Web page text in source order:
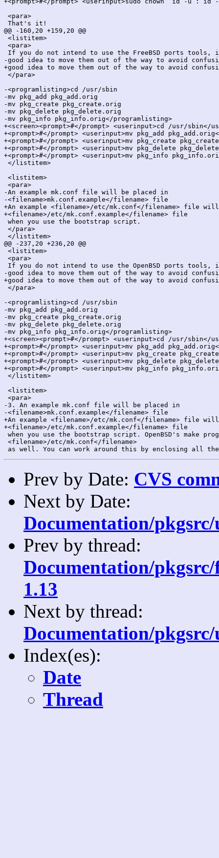
<para>
That's it!
@@ -160,20 +159,20 @@
<listitem>
<para>
If you do not intend to use the FreeBSD ports tools,
-good idea to move them out of the way to avoid
+good idea to move them out of the way to avoid
</para>
-<programlisting>cd /usr/sbin
-mv pkg_add pkg_add.orig
-mv pkg_create pkg_create.orig
-mv pkg_delete pkg_delete.orig
-mv pkg_info pkg_info.orig</programlisting>
+<screen><prompt>#</prompt> <userinput>cd /usr/sbin</
+<prompt>#</prompt> <userinput>mv pkg_add
+<prompt>#</prompt> <userinput>mv pkg_create
+<prompt>#</prompt> <userinput>mv pkg_delete
+<prompt>#</prompt> <userinput>mv pkg_info
</listitem>
<listitem>
<para>
-An example mk.conf file will be placed in
-<filename>mk.conf.example</filename> file
+An example <filename>/etc/mk.conf</filename> file
+<filename>/etc/mk.conf.example</filename> file
when you use the bootstrap script.
</para>
</listitem>
@@ -237,20 +236,20 @@
<listitem>
<para>
If you do not intend to use the OpenBSD ports tools,
-good idea to move them out of the way to avoid
+good idea to move them out of the way to avoid
</para>
-<programlisting>cd /usr/sbin
-mv pkg_add pkg_add.orig
-mv pkg_create pkg_create.orig
-mv pkg_delete pkg_delete.orig
-mv pkg_info pkg_info.orig</programlisting>
+<screen><prompt>#</prompt> <userinput>cd /usr/sbin</
+<prompt>#</prompt> <userinput>mv pkg_add
+<prompt>#</prompt> <userinput>mv pkg_create
+<prompt>#</prompt> <userinput>mv pkg_delete
+<prompt>#</prompt> <userinput>mv pkg_info
</listitem>
<listitem>
<para>
-3. An example mk.conf file will be placed in
-<filename>mk.conf.example</filename> file
+An example <filename>/etc/mk.conf</filename> file
+<filename>/etc/mk.conf.example</filename> file
when you use the bootstrap script. OpenBSD's make
<filename>/etc/mk.conf</filename>
Prev by Date: CVS
Next by Date:
Documentation/
Prev by thread:
Documentation/
1.13
Next by thread:
Documentation/
Index(es):
Date
Thread